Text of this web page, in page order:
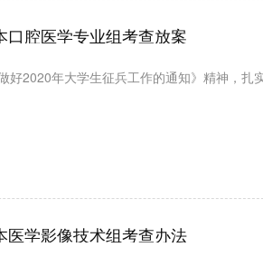
腔医学专业组考查放案
好2020年大学生征兵工作的通知》精神，扎
学影像技术组考查办法